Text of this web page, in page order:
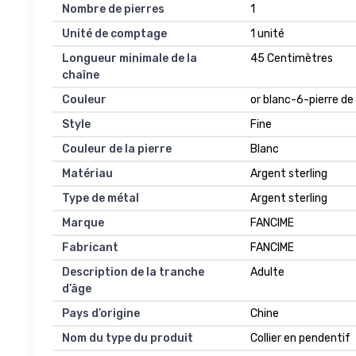
Nombre de pierres
1
Unité de comptage
1 unité
Longueur minimale de la
chaîne
45 Centimètres
Couleur
or blanc-6-pierre de
Style
Fine
Couleur de la pierre
Blanc
Matériau
Argent sterling
Type de métal
Argent sterling
Marque
FANCIME
Fabricant
FANCIME
Description de la tranche
d’âge
Adulte
Pays d’origine
Chine
Nom du type du produit
Collier en pendentif